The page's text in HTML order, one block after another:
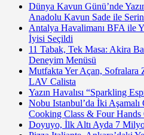
Dünya Kavun Günü’nde
Anadolu Kavun Sade ile
Antalya Havalimanı BFA ile
İyisi Seçildi
11 Tabak, Tek Masa: Akira
Deneyim Menüsü
Mutfakta Yer Açan, Sofralara
LAV Calista
Yazın Havalısı “Sparkling
Nobu Istanbul’da İki
Cooking Class & Four Hands
Doyuyo, İlk Altı Ayda 7